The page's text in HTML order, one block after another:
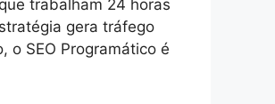
trabalham 24 horas
gera tráfego
o SEO Programático é